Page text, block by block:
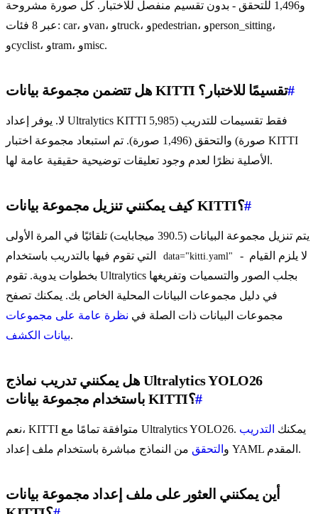
و1,496 للتحقق - بدون تقسيم منفصل للاختبار. كل صورة مشروحة
عبر 8 فئات: car، وvan، وtruck، وpedestrian، وperson_sitting،
وcyclist، وtram، وmisc.
هل تتضمن مجموعة بيانات KITTI تقسيمًا للاختبار؟#
لا. يوفر إعداد Ultralytics KITTI فقط تقسيمات للتدريب (5,985
صورة) والتحقق (1,496 صورة). تم استبعاد مجموعة اختبار KITTI
الأصلية نظرًا لعدم وجود تعليقات توضيحية حقيقية عامة لها.
كيف يمكنني تنزيل مجموعة بيانات KITTI؟#
يتم تنزيل مجموعة البيانات (390.5 ميجابايت) تلقائيًا في المرة الأولى
data="kitti.yaml"
- لا يلزم القيام
بخطوات يدوية. تقوم Ultralytics بجلب الصور والتسميات وتفريغها
في دليل مجموعات البيانات المحلية الخاص بك. يمكنك تصفح
مجموعات البيانات ذات الصلة في نظرة عامة على مجموعات
بيانات الكشف.
هل يمكنني تدريب نماذج Ultralytics YOLO26
باستخدام مجموعة بيانات KITTI؟#
نعم، KITTI متوافقة تمامًا مع Ultralytics YOLO26. يمكنك التدريب
و التحقق من النماذج مباشرة باستخدام ملف إعداد YAML المقدم.
أين يمكنني العثور على ملف إعداد مجموعة بيانات